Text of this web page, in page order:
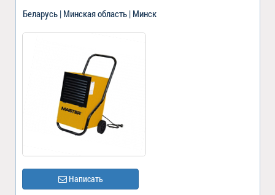
Беларусь | Минская область | Минск
Написать